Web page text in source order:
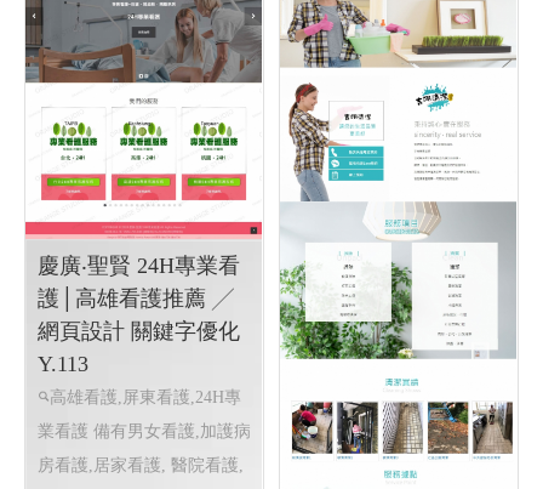
慶廣‧聖賢 24H專業看
護│高雄看護推薦 ╱
網頁設計 關鍵字優化
Y.113
高雄看護,屏東看護,24H專
業看護 備有男女看護,加護病
房看護,居家看護, 醫院看護,